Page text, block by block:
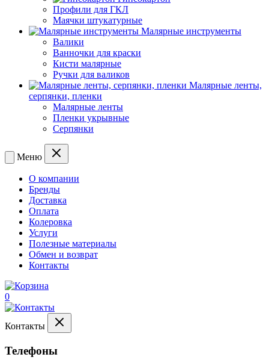
Профили для ГКЛ
Маячки штукатурные
Малярные инструменты
Валики
Ванночки для краски
Кисти малярные
Ручки для валиков
Малярные ленты,
серпянки, пленки
Малярные ленты
Пленки укрывные
Серпянки
Меню
О компании
Бренды
Доставка
Оплата
Колеровка
Услуги
Полезные материалы
Обмен и возврат
Контакты
0
Контакты
Телефоны